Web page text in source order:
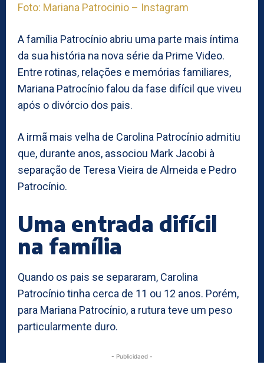
Foto: Mariana Patrocinio – Instagram
A família Patrocínio abriu uma parte mais íntima
da sua história na nova série da Prime Video.
Entre rotinas, relações e memórias familiares,
Mariana Patrocínio falou da fase difícil que viveu
após o divórcio dos pais.
A irmã mais velha de Carolina Patrocínio admitiu
que, durante anos, associou Mark Jacobi à
separação de Teresa Vieira de Almeida e Pedro
Patrocínio.
Uma entrada difícil
na família
Quando os pais se separaram, Carolina
Patrocínio tinha cerca de 11 ou 12 anos. Porém,
para Mariana Patrocínio, a rutura teve um peso
particularmente duro.
- Publicidaed -